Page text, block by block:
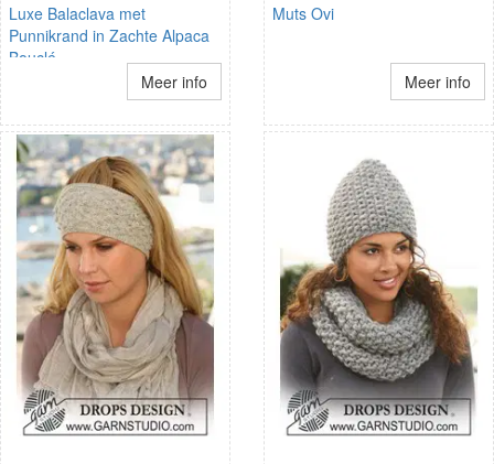
Luxe Balaclava met
Punnikrand in Zachte Alpaca
Bouclé
Meer info
Muts Ovi
Meer info